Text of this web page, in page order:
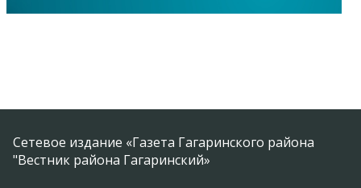
Сетевое издание «Газета Гагаринского района
"Вестник района Гагаринский»